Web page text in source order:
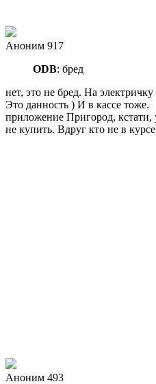
Аноним 917
ODB: бред
нет, это не бред. На
Это данность ) И в кассе тоже.
приложение Пригород, кстати,
не купить. Вдруг кто не в
Аноним 493